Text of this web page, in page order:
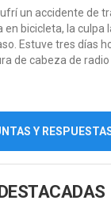
un accidente de
bicicleta, la culpa
Estuve tres días
de cabeza de radio
Y